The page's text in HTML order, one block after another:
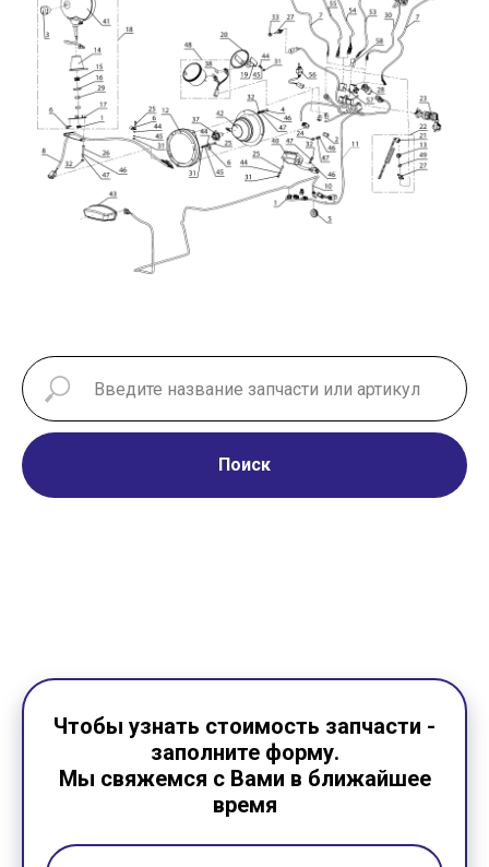
Поиск
Чтобы узнать стоимость запчасти -
заполните форму.
Мы свяжемся с Вами в ближайшее
время